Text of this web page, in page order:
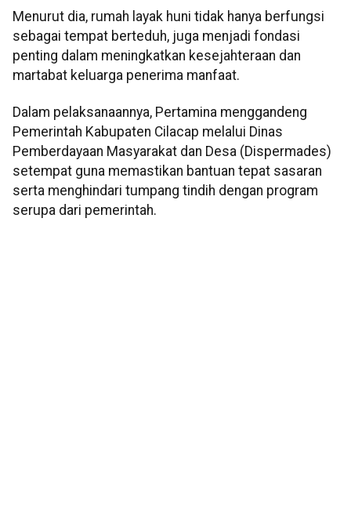
Menurut dia, rumah layak huni tidak hanya berfungsi
sebagai tempat berteduh, juga menjadi fondasi
penting dalam meningkatkan kesejahteraan dan
martabat keluarga penerima manfaat.
Dalam pelaksanaannya, Pertamina menggandeng
Pemerintah Kabupaten Cilacap melalui Dinas
Pemberdayaan Masyarakat dan Desa (Dispermades)
setempat guna memastikan bantuan tepat sasaran
serta menghindari tumpang tindih dengan program
serupa dari pemerintah.